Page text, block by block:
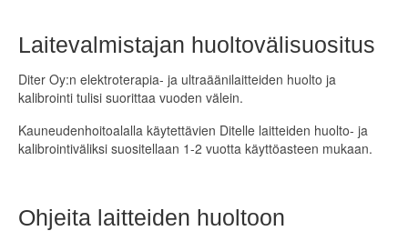
Laitevalmistajan huoltovälisuositus
Diter Oy:n elektroterapia- ja ultraäänilaitteiden huolto ja
kalibrointi tulisi suorittaa vuoden välein.
Kauneudenhoitoalalla käytettävien Ditelle laitteiden huolto- ja
kalibrointiväliksi suositellaan 1-2 vuotta käyttöasteen mukaan.
Ohjeita laitteiden huoltoon